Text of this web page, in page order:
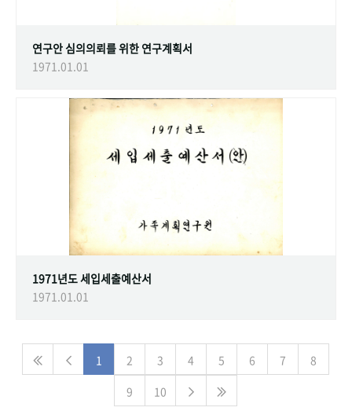
연구안 심의의뢰를 위한 연구계획서
1971.01.01
1971년도 세입세출예산서
1971.01.01
1 2 3 4 5 6 7
8
9
10